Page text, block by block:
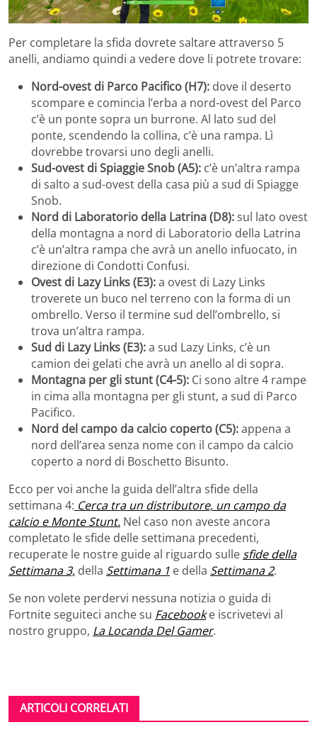
Per completare la sfida dovrete saltare attraverso 5
anelli, andiamo quindi a vedere dove li potrete trovare:
Nord-ovest di Parco Pacifico (H7): dove il deserto
scompare e comincia l’erba a nord-ovest del Parco
c’è un ponte sopra un burrone. Al lato sud del
ponte, scendendo la collina, c’è una rampa. Lì
dovrebbe trovarsi uno degli anelli.
Sud-ovest di Spiaggie Snob (A5): c’è un’altra rampa
di salto a sud-ovest della casa più a sud di Spiagge
Snob.
Nord di Laboratorio della Latrina (D8):sul lato ovest
della montagna a nord di Laboratorio della Latrina
c’è un’altra rampa che avrà un anello infuocato, in
direzione di Condotti Confusi.
Ovest di Lazy Links (E3):a ovest di Lazy Links
troverete un buco nel terreno con la forma di un
ombrello. Verso il termine sud dell’ombrello, si
trova un’altra rampa.
Sud di Lazy Links (E3):a sud Lazy Links, c’è un
camion dei gelati che avrà un anello al di sopra.
Montagna per gli stunt (C4-5): Ci sono altre 4 rampe
in cima alla montagna per gli stunt, a sud di Parco
Pacifico.
Nord del campo da calcio coperto (C5):appena a
nord dell’area senza nome con il campo da calcio
coperto a nord di Boschetto Bisunto.
Ecco per voi anche la guida dell’altra sfide della
settimana 4: Cerca tra un distributore, un campo da
calcio e Monte Stunt. Nel caso non aveste ancora
completato le sfide delle settimana precedenti,
recuperate le nostre guide al riguardo sulle sfide della
Settimana 3, della Settimana 1 e della Settimana 2.
Se non volete perdervi nessuna notizia o guida di
Fortnite seguiteci anche su Facebook e iscrivetevi al
nostro gruppo, La Locanda Del Gamer.
ARTICOLI CORRELATI